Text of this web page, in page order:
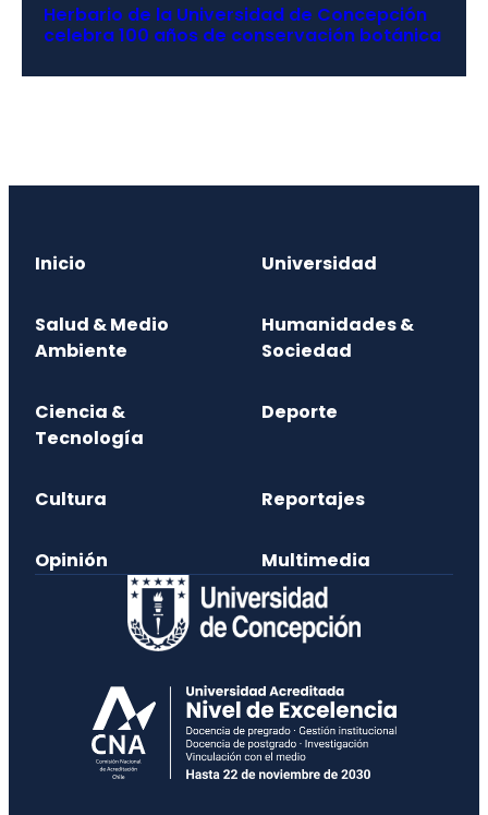
Herbario de la Universidad de Concepción
celebra 100 años de conservación botánica
Inicio Universidad
Salud & Medio
Ambiente
Humanidades &
Sociedad
Ciencia &
Tecnología
Deporte
Cultura Reportajes
Opinión Multimedia